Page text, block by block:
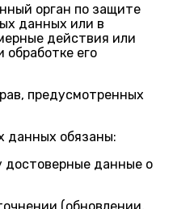
орган по защите
данных или в
действия или
обработке его
предусмотренных
данных обязаны:
достоверные данные о